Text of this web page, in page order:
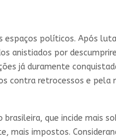
espaços políticos. Após
anistiados por
já duramente
contra retrocessos e pela
que incide mais
mais impostos.